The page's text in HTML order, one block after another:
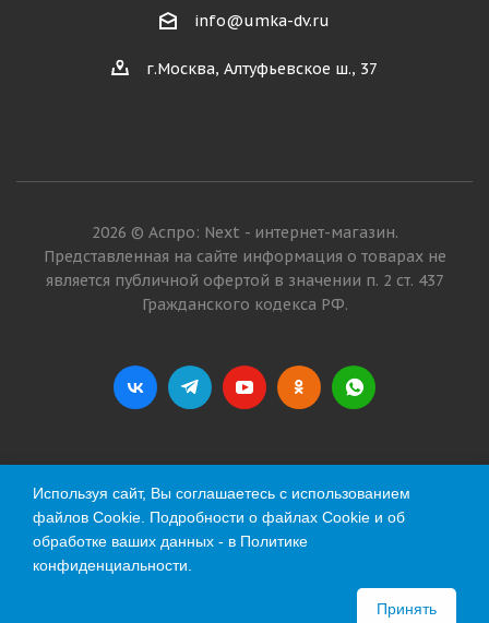
info@umka-dv.ru
г.Москва, Алтуфьевское ш., 37
2026 © Аспро: Next - интернет-магазин.
Представленная на сайте информация о товарах не
является публичной офертой в значении п. 2 ст. 437
Гражданского кодекса РФ.
Используя сайт, Вы соглашаетесь с использованием
файлов Cookie. Подробности о файлах Cookie и об
обработке ваших данных - в Политике
конфиденциальности.
Принять